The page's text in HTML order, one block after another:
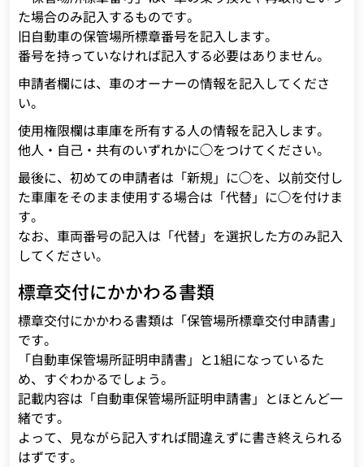
た場合のみ記入するものです。
旧自動車の保管場所標章番号を記入します。
番号を持っていなければ記入する必要はありません。
申請者欄には、車のオーナーの情報を記入してくださ
い。
使用権限欄は車庫を所有する人の情報を記入します。
他人・自己・共有のいずれかに◯をつけてください。
最後に、初めての申請者は「新規」に◯を、以前交付し
た車庫をそのまま使用する場合は「代替」に◯を付けま
す。
なお、車両番号の記入は「代替」を選択した方のみ記入
してください。
標章交付にかかわる書類
標章交付にかかわる書類は「保管場所標章交付申請書」
です。
「自動車保管場所証明申請書」と1組になっているた
め、すぐわかるでしょう。
記載内容は「自動車保管場所証明申請書」とほとんど一
緒です。
よって、見ながら記入すれば間違えずに書き終えられる
はずです。